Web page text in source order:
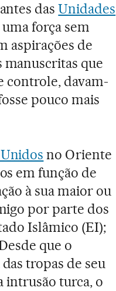
dasUnidades
uma força sem
aspirações de
que
controle, davam-
pouco mais
no Oriente
em função de
à sua maior ou
por parte dos
Islâmico (EI);
que o
tropas de seu
intrusão turca, o